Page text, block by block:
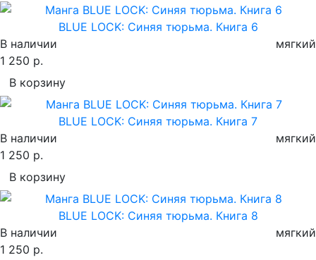
BLUE LOCK: Синяя тюрьма. Книга 6
В наличии
мягкий
1 250 р.
В корзину
BLUE LOCK: Синяя тюрьма. Книга 7
В наличии
мягкий
1 250 р.
В корзину
BLUE LOCK: Синяя тюрьма. Книга 8
В наличии
мягкий
1 250 р.